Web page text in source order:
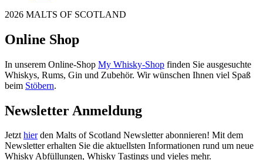
2026 MALTS OF SCOTLAND
Online Shop
In unserem Online-Shop My Whisky-Shop finden Sie ausgesuchte
Whiskys, Rums, Gin und Zubehör. Wir wünschen Ihnen viel Spaß
beim Stöbern.
Newsletter Anmeldung
Jetzthierden Malts of Scotland Newsletter abonnieren! Mit dem
Newsletter erhalten Sie die aktuellsten Informationen rund um neue
Whisky Abfüllungen, Whisky Tastings und vieles mehr.